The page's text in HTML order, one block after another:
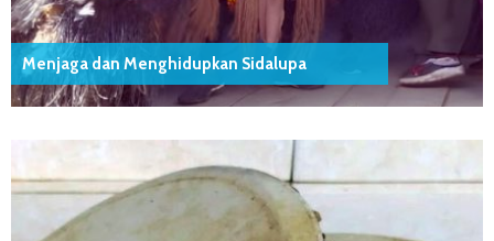
Menjaga dan Menghidupkan Sidalupa